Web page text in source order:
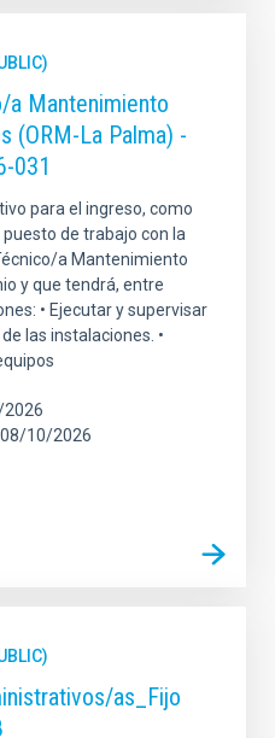
a Mantenimiento
(ORM-La Palma) -
031
para el ingreso, como
de trabajo con la
a Mantenimiento
y que tendrá, entre
• Ejecutar y supervisar
las instalaciones. •
08/10/2026
as_Fijo